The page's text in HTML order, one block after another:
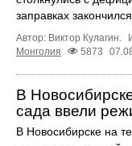
заправках
Автор: Виктор Кулагин.
Монголия
5873
В
сада ввели
В Новосибирске на